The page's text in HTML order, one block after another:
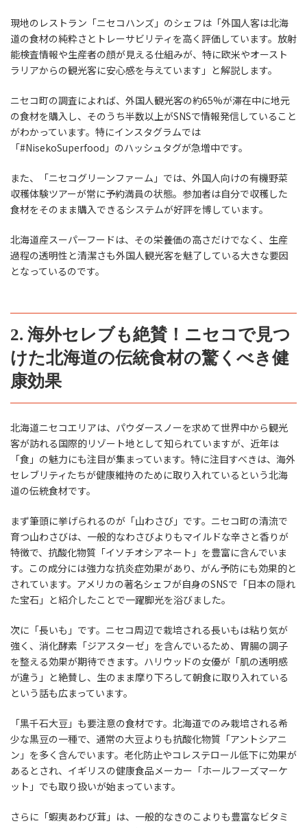
現地のレストラン「ニセコハンズ」のシェフは「外国人客は北海
道の食材の純粋さとトレーサビリティを高く評価しています。放射
能検査情報や生産者の顔が見える仕組みが、特に欧米やオースト
ラリアからの観光客に安心感を与えています」と解説します。
ニセコ町の調査によれば、外国人観光客の約65%が滞在中に地元
の食材を購入し、そのうち半数以上がSNSで情報発信していること
がわかっています。特にインスタグラムでは
「#NisekoSuperfood」のハッシュタグが急増中です。
また、「ニセコグリーンファーム」では、外国人向けの有機野菜
収穫体験ツアーが常に予約満員の状態。参加者は自分で収穫した
食材をそのまま購入できるシステムが好評を博しています。
北海道産スーパーフードは、その栄養価の高さだけでなく、生産
過程の透明性と清潔さも外国人観光客を魅了している大きな要因
となっているのです。
2. 海外セレブも絶賛！ニセコで見つ
けた北海道の伝統食材の驚くべき健
康効果
北海道ニセコエリアは、パウダースノーを求めて世界中から観光
客が訪れる国際的リゾート地として知られていますが、近年は
「食」の魅力にも注目が集まっています。特に注目すべきは、海外
セレブリティたちが健康維持のために取り入れているという北海
道の伝統食材です。
まず筆頭に挙げられるのが「山わさび」です。ニセコ町の清流で
育つ山わさびは、一般的なわさびよりもマイルドな辛さと香りが
特徴で、抗酸化物質「イソチオシアネート」を豊富に含んでいま
す。この成分には強力な抗炎症効果があり、がん予防にも効果的と
されています。アメリカの著名シェフが自身のSNSで「日本の隠れ
た宝石」と紹介したことで一躍脚光を浴びました。
次に「長いも」です。ニセコ周辺で栽培される長いもは粘り気が
強く、消化酵素「ジアスターゼ」を含んでいるため、胃腸の調子
を整える効果が期待できます。ハリウッドの女優が「肌の透明感
が違う」と絶賛し、生のまま摩り下ろして朝食に取り入れている
という話も広まっています。
「黒千石大豆」も要注意の食材です。北海道でのみ栽培される希
少な黒豆の一種で、通常の大豆よりも抗酸化物質「アントシアニ
ン」を多く含んでいます。老化防止やコレステロール低下に効果が
あるとされ、イギリスの健康食品メーカー「ホールフーズマーケ
ット」でも取り扱いが始まっています。
さらに「蝦夷あわび茸」は、一般的なきのこよりも豊富なビタミ